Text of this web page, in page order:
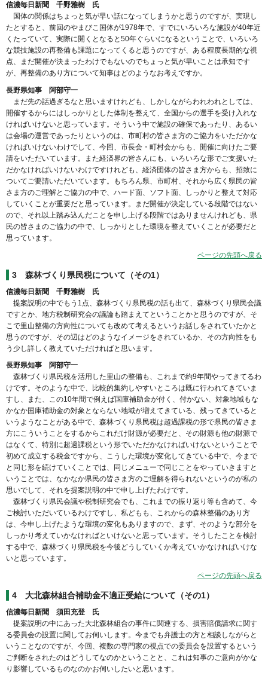
信濃毎日新聞 千野雅樹 氏
国体の関係はちょっと気が早い話になってしまうかと思うのですが、実現し
たとすると、前回のやまびこ国体が1978年で、すでにいろいろな施設が40年近
くたっていて、実際に開くとなると50年ぐらいになるということで、いろいろ
な競技施設の再整備も課題になってくると思うのですが、ある程度長期的な視
点、まだ開催が決まったわけでもないのでちょっと気が早いことは承知です
が、再整備のあり方について知事はどのようなお考えですか。
長野県知事 阿部守一
まだ先の話過ぎるなと思いますけれども、しかしながらわれわれとしては、
開催するからにはしっかりとした体制を整えて、全国からの選手を受け入れな
ければいけないと思っています。そういう中で施設の確保であったり、あるい
は会場の運営であったりというのは、市町村の皆さま方のご協力をいただかな
ければいけないわけでして、今回、市長会・町村会からも、開催に向けたご要
請をいただいています。また経済界の皆さんにも、いろいろな形でご支援いた
だかなければいけないわけですけれども、経済団体の皆さま方からも、招致に
ついてご要請いただいています。もちろん県、市町村、それから広く県民の皆
さま方のご理解とご協力の中で、ハード面、ソフト面、しっかりと整えて対応
していくことが重要だと思っています。まだ開催が決定している段階ではない
ので、それ以上踏み込んだことを申し上げる段階ではありませんけれども、県
民の皆さまのご協力の中で、しっかりとした環境を整えていくことが必要だと
思っています。
ページの先頭へ戻る
3 森林づくり県民税について（その1）
信濃毎日新聞 千野雅樹 氏
提案説明の中でもう1点、森林づくり県民税の話も出て、森林づくり県民会議
ですとか、地方税制研究会の議論も踏まえてということかと思うのですが、そ
こで里山整備の方向性についても改めて考えるというお話しをされていたかと
思うのですが、その辺はどのようなイメージをされているか、その方向性をも
う少し詳しく教えていただければと思います。
長野県知事 阿部守一
森林づくり県民税を活用した里山の整備も、これまで約9年間やってきてるわ
けです。そのような中で、比較的集約しやすいところは既に行われてきていま
すし、また、この10年間で例えば国庫補助金が付く、付かない、対象地域もな
かなか国庫補助金の対象とならない地域が増えてきている、残ってきていると
いうようなことがある中で、森林づくり県民税は超過課税の形で県民の皆さま
方にこういうことをするからこれだけ財源が必要だと、その財源も他の財源で
はなくて、特別に超過課税という形でいただかなければいけないということで
初めて成立する税金ですから、こうした環境が変化してきている中で、今まで
と同じ形を続けていくことでは、同じメニューで同じことをやっていきますと
いうことでは、なかなか県民の皆さま方のご理解を得られないというのが私の
思いでして、それを提案説明の中で申し上げたわけです。
森林づくり県民会議や税制研究会でも、これまでの振り返り等も含めて、今
ご検討いただいているわけですし、私どもも、これからの森林整備のあり方
は、今申し上げたような環境の変化もありますので、まず、そのような部分を
しっかり考えていかなければといけないと思っています。そうしたことを検討
する中で、森林づくり県民税を今後どうしていくか考えていかなければいけな
いと思っています。
ページの先頭へ戻る
4 大北森林組合補助金不適正受給について（その1）
信濃毎日新聞 須田充登 氏
提案説明の中にあった大北森林組合の事件に関連する、損害賠償請求に関す
る委員会の設置に関してお伺いします。今までも弁護士の方と相談しながらと
いうことなのですが、今回、複数の専門家の視点での委員会を設置するという
ご判断をされたのはどうしてなのかということと、これは知事のご意向がかな
り影響しているものなのかお伺いしたいと思います。